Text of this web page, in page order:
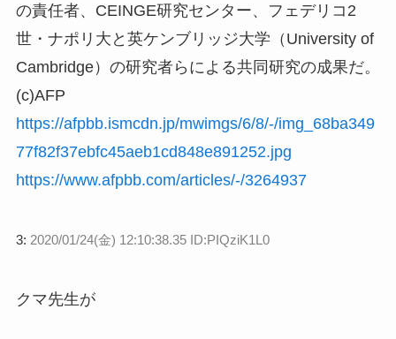
の責任者、CEINGE研究センター、フェデリコ2
世・ナポリ大と英ケンブリッジ大学（University of
Cambridge）の研究者らによる共同研究の成果だ。
(c)AFP
https://afpbb.ismcdn.jp/mwimgs/6/8/-/img_68ba349
77f82f37ebfc45aeb1cd848e891252.jpg
https://www.afpbb.com/articles/-/3264937
3: 2020/01/24(金) 12:10:38.35 ID:PIQziK1L0
クマ先生が